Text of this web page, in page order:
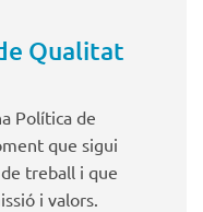
Qualitat
Política de
que sigui
treball i que
i valors.